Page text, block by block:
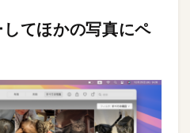
てほかの写真にペ